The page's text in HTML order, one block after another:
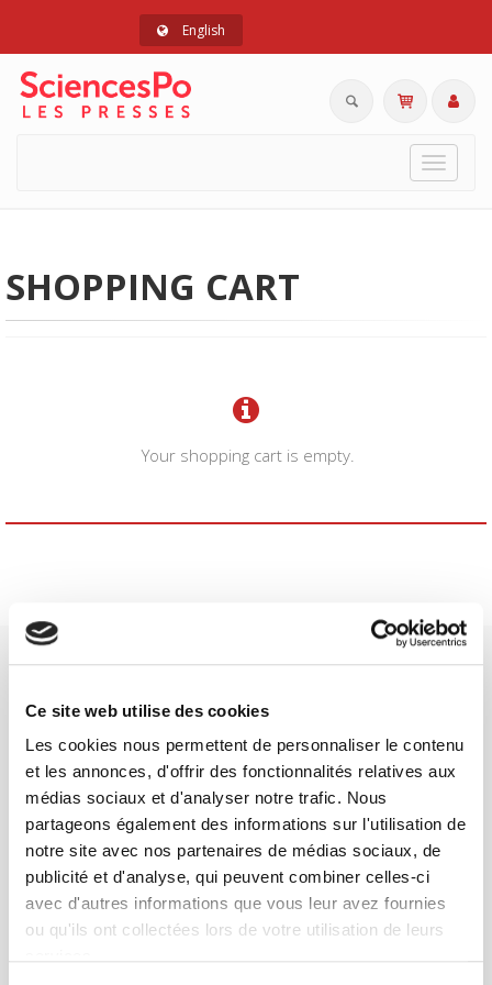
Ce site web utilise des cookies
Les cookies nous permettent de personnaliser le contenu
et les annonces, d'offrir des fonctionnalités relatives aux
médias sociaux et d'analyser notre trafic. Nous
partageons également des informations sur l'utilisation de
notre site avec nos partenaires de médias sociaux, de
publicité et d'analyse, qui peuvent combiner celles-ci
avec d'autres informations que vous leur avez fournies
ou qu'ils ont collectées lors de votre utilisation de leurs
English
Toggle
SHOPPING CART
Your shopping cart is empty.
SCIENCES PO UNIVERSITY PRESS has a threefold role: to publish
original research, to edit reference works for student use, and to
help public and political debate. continue
CONTACTS
FOREIGN RIGHTS